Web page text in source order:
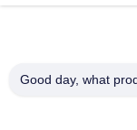
फैक्टरी यात्रा
Good day, what